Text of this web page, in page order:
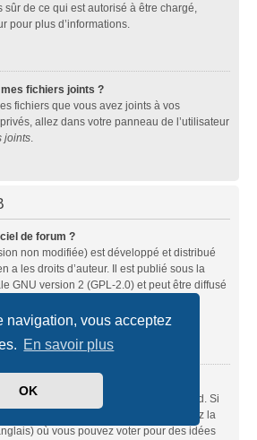
navigation, vous acceptez
En savoir plus
OK
sûr de ce qui est autorisé à être chargé,
pour plus d’informations.
fichiers joints ?
fichiers que vous avez joints à vos
allez dans votre panneau de l’utilisateur
joints.
de forum ?
non modifiée) est développé et distribué
a les droits d’auteur. Il est publié sous la
GNU version 2 (GPL-2.0) et peut être diffusé
anglais).
et mis sous licence par phpBB Limited. Si
nécessite d’être ajoutée, visitez la
où vous pouvez voter pour des idées